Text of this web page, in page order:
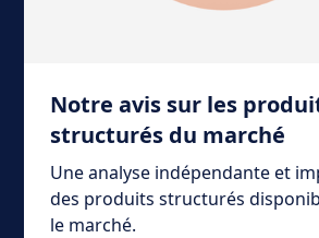
Notre avis sur les
structurés du marché
Une analyse indépendante et
des produits structurés
le marché.